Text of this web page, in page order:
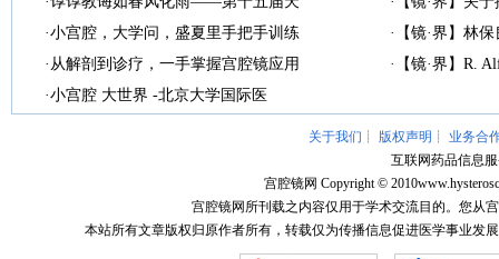
·小宫腔，大学问，盛夏里手把手训练
· 从解剖到诊疗，一手掌握宫腔镜应用
·小宫腔 大世界 -北京大学国际医
·
【镜·界】林
·
【镜·界】R.
关于我们 ┊ 版权声明 ┊ 业务合
互联网药品信息
宫腔镜网 Copyright © 2010
宫腔镜网所刊载之内容仅用于学术交流目的。您从
本站所有文章版权归原作者所有，转载仅为传播信息促进医学事业发